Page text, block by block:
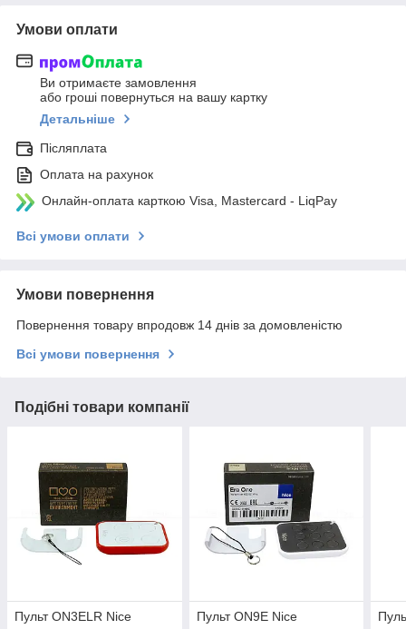
Умови оплати
Ви отримаєте замовлення
або гроші повернуться на вашу картку
Детальніше
Післяплата
Оплата на рахунок
Онлайн-оплата карткою Visa, Mastercard - LiqPay
Всі умови оплати
Умови повернення
Повернення товару впродовж 14 днів за домовленістю
Всі умови повернення
Подібні товари компанії
Пульт ON3ELR Nice Пульт ON9E Nice